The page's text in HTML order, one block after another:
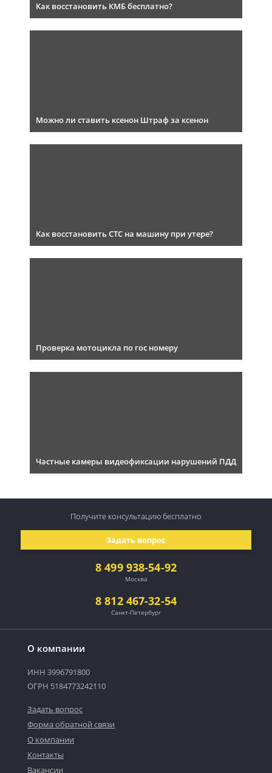
Как восстановить КМБ бесплатно?
Можно ли ставить ксенон Штраф за ксенон
Как восстановить СТС на машину при утере?
Проверка мотоцикла по гос номеру
Частные камеры видеофиксации нарушений ПДД
О компании
ИНН 3996791800
ОГРН 5184773242110
Задать вопрос
Форма обратной связи
О компании
Контакты
Вакансии
8 499 938-54-92
Москва
8 812 467-32-54
Санкт-Петербург
Задать вопрос
Получите консультациюбесплатно